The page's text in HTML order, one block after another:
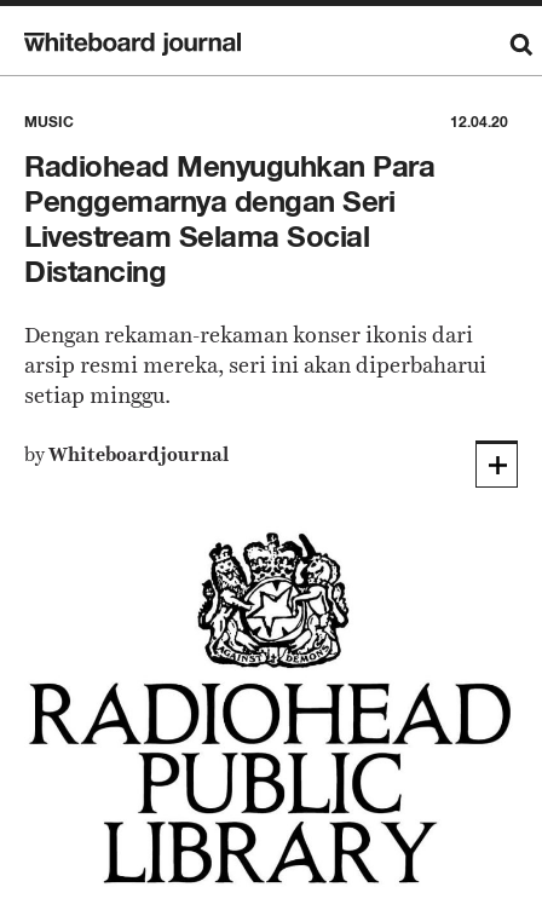
MUSIC 12.04.20
Radiohead Menyuguhkan Para
Penggemarnya dengan Seri
Livestream Selama Social
Distancing
Dengan rekaman-rekaman konser ikonis dari
arsip resmi mereka, seri ini akan diperbaharui
setiap minggu.
byWhiteboardjournal